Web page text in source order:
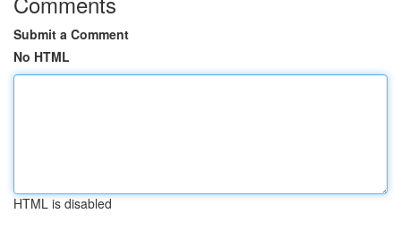
Submit a Comment
No HTML
HTML is disabled